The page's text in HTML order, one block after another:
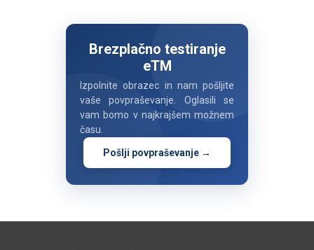
Brezplačno testiranje
eTM
Izpolnite obrazec in nam pošljite
vaše povpraševanje. Oglasili se
vam bomo v najkrajšem možnem
času.
Pošlji povpraševanje →